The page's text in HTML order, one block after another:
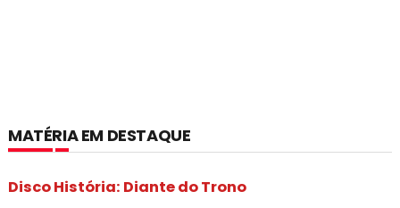
MATÉRIA EM DESTAQUE
Disco História: Diante do Trono